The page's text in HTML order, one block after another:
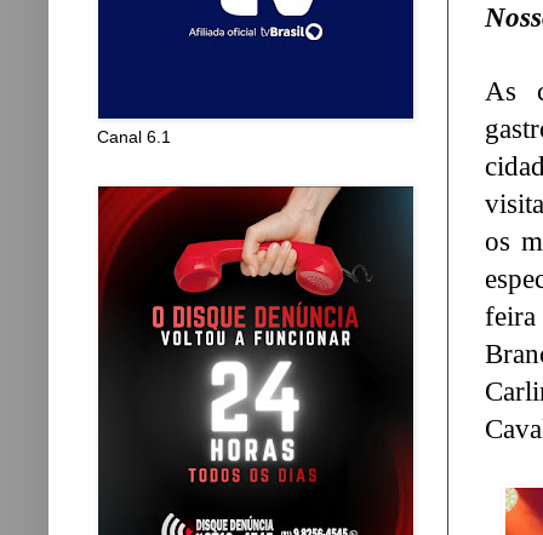
As
os
Canal 6.1